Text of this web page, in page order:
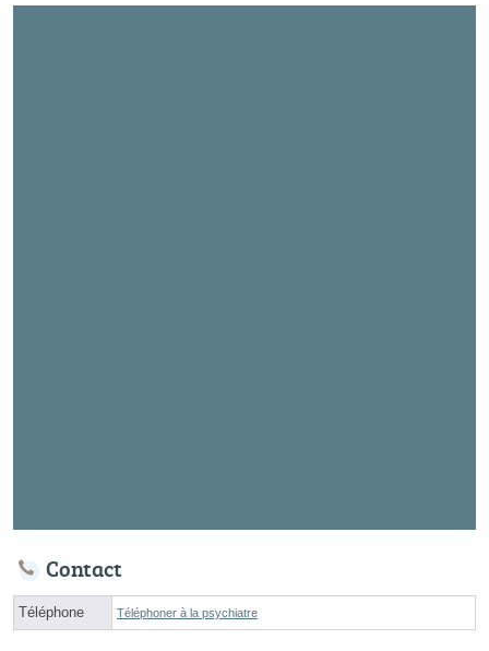
Contact
Téléphone Téléphoner à la psychiatre